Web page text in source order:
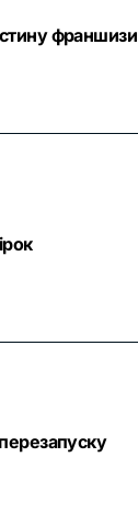
франшизи